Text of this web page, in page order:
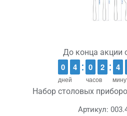
До конца акции
дней
9
9
0
0 3
3
4
4
часов
9
9
0
0 1
1
2
2 3
3
4
4
Набор столовых
Артикул: